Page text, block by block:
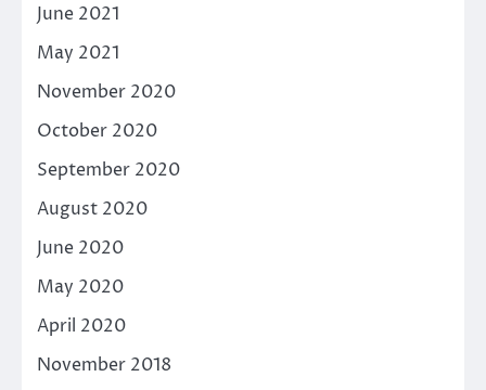
June 2021
May 2021
November 2020
October 2020
September 2020
August 2020
June 2020
May 2020
April 2020
November 2018